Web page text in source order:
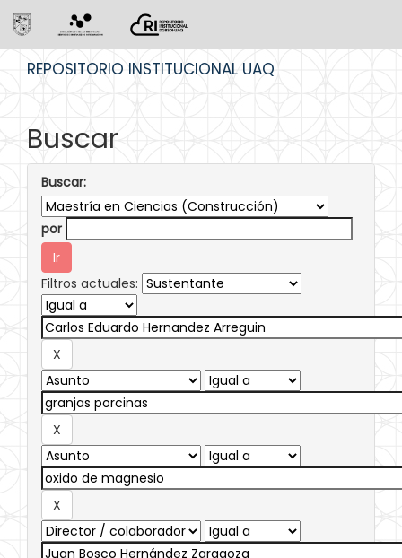
REPOSITORIO INSTITUCIONAL UAQ
Buscar
Buscar:
por
Filtros actuales: